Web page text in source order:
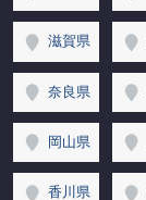
滋賀県
奈良県
岡山県
香川県